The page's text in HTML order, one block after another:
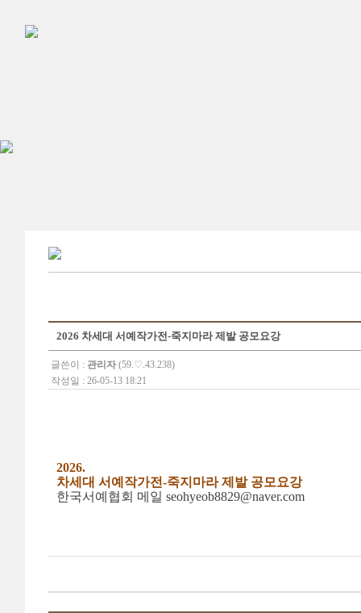
2026 차세대 서예작가전-죽지마라 제발 공모요강
글쓴이 : 관리자 (59.♡.43.238)
작성일 : 26-05-13 18:21
2026.
차세대 서예작가전-죽지마라 제발 공모요강
한국서예협회 메일 seohyeob8829@naver.com